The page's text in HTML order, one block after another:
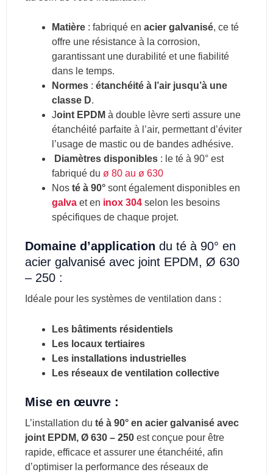
Matière: fabriqué en acier galvanisé, ce té
offre une résistance à la corrosion,
garantissant une durabilité et une fiabilité
dans le temps.
Normes: étanchéité à l’air jusqu’à une
classe D.
Joint EPDM à double lèvre serti assure une
étanchéité parfaite à l’air, permettant d’éviter
l’usage de mastic ou de bandes adhésive.
Diamètres disponibles: le té à 90°est
fabriqué du ø 80 au ø 630
Nos té à 90°sont également disponibles en
galva et en inox 304selon les besoins
spécifiques de chaque projet.
Domaine d’application du té à 90° en
acier galvanisé avec joint EPDM, Ø 630
– 250 :
Idéale pour les systèmes de ventilation dans :
Les bâtiments résidentiels
Les locaux tertiaires
Les installations industrielles
Les réseaux de ventilation collective
Mise en œuvre :
L’installation du té à 90° en acier galvanisé avec
joint EPDM, Ø 630 – 250 est conçue pour être
rapide, efficace et assurer une étanchéité, afin
d’optimiser la performance des réseaux de